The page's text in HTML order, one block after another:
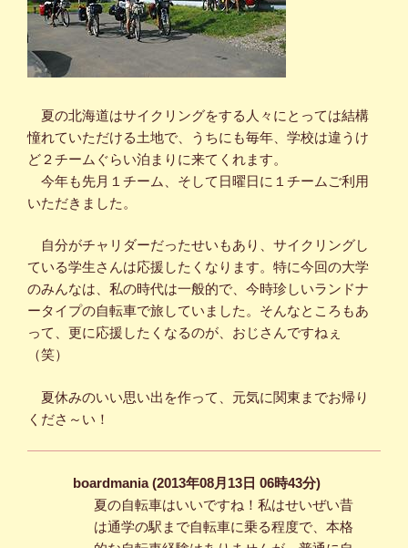
夏の北海道はサイクリングをする人々にとっては結構
憧れていただける土地で、うちにも毎年、学校は違うけ
ど２チームぐらい泊まりに来てくれます。
今年も先月１チーム、そして日曜日に１チームご利用
いただきました。
自分がチャリダーだったせいもあり、サイクリングし
ている学生さんは応援したくなります。特に今回の大学
のみんなは、私の時代は一般的で、今時珍しいランドナ
ータイプの自転車で旅していました。そんなところもあ
って、更に応援したくなるのが、おじさんですねぇ
（笑）
夏休みのいい思い出を作って、元気に関東までお帰り
くださ～い！
boardmania (2013年08月13日 06時43分)
夏の自転車はいいですね！私はせいぜい昔
は通学の駅まで自転車に乗る程度で、本格